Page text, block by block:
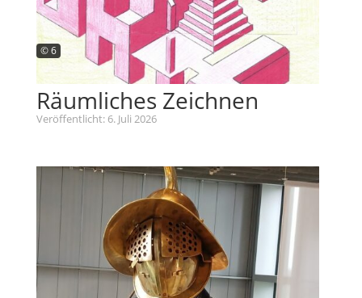
© 6
Räumliches Zeichnen
Veröffentlicht: 6. Juli 2026